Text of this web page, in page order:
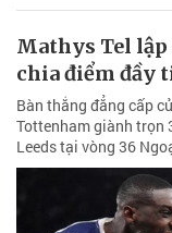
Mathys Tel
chia điểm đầy
Bàn thắng đẳng cấp
Tottenham giành trọn
Leeds tại vòng 36